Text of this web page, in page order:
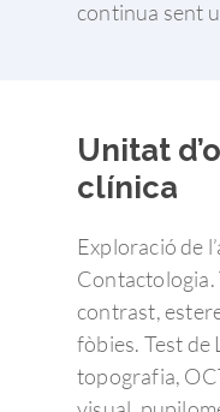
continua sent
Unitat
clínica
Exploració de
Contactologia.
contrast,
fòbies. Test de
topografia,